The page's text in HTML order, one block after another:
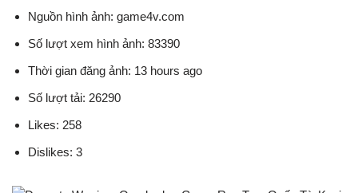
Nguồn hình ảnh: game4v.com
Số lượt xem hình ảnh: 83390
Thời gian đăng ảnh: 13 hours ago
Số lượt tải: 26290
Likes: 258
Dislikes: 3